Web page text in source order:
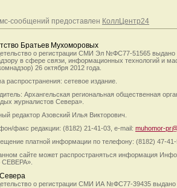
сообщений предоставлен КоллЦентр24
Братьев Мухоморовых
о регистрации СМИ Эл №ФС77-51565 выдано
в сфере связи, информационных технологий и
26 октября 2012 года.
распространения: сетевое издание.
Архангельская региональная общественная
журналистов Севера».
редактор Азовский Илья Викторович.
факс редакции: (8182) 21-41-03, e-mail: muhomor-
платной информации по телефону: (8182) 47-
сайте может распространяться информация
СЕВЕРА».
о регистрации СМИ ИА №ФС77-39435 выдано